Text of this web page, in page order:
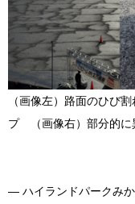
（画像左）路面のひび
プ （画像右）部分的に
― ハイランドパークみ